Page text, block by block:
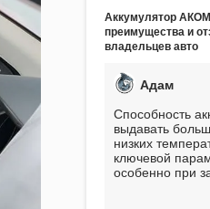
Аккумулятор
преимущества и
владельцев авто
Адам
Способность
выдавать
низких
ключевой
особенно при
показывает,